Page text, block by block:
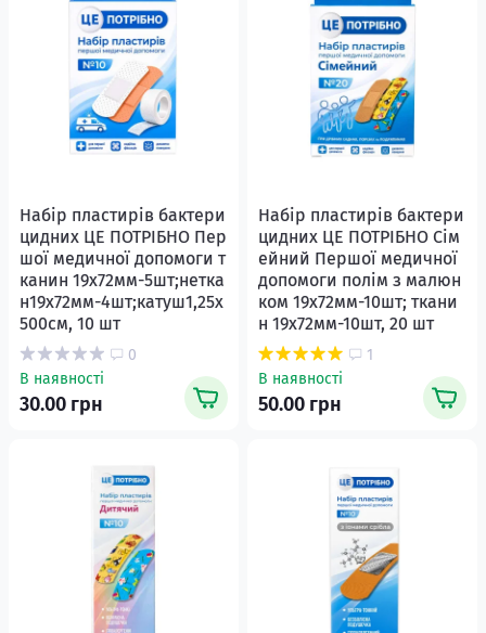
Набір пластирів бактери
цидних ЦЕ ПОТРІБНО Пер
шої медичної допомоги т
канин 19х72мм-5шт;нетка
н19х72мм-4шт;катуш1,25х
500см, 10 шт
0
В наявності
30.00 грн
Набір пластирів бактери
цидних ЦЕ ПОТРІБНО Сім
ейний Першої медичної
допомоги полім з малюн
ком 19х72мм-10шт; ткани
н 19х72мм-10шт, 20 шт
1
В наявності
50.00 грн